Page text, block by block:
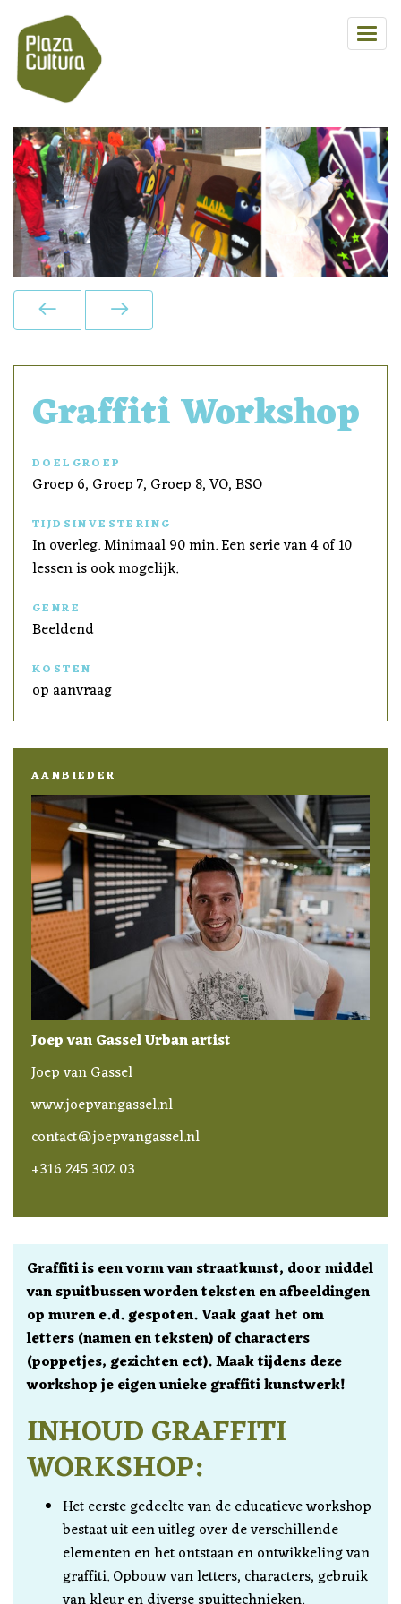
Graffiti Workshop
DOELGROEP
Groep 6, Groep 7, Groep 8, VO, BSO
TIJDSINVESTERING
In overleg. Minimaal 90 min. Een serie van 4 of 10
lessen is ook mogelijk.
GENRE
Beeldend
KOSTEN
op aanvraag
AANBIEDER
Joep van Gassel Urban artist
Joep van Gassel
www.joepvangassel.nl
contact@joepvangassel.nl
+316 245 302 03
Graffiti is een vorm van straatkunst, door middel
van spuitbussen worden teksten en afbeeldingen
op muren e.d. gespoten. Vaak gaat het om
letters (namen en teksten) of characters
(poppetjes, gezichten ect). Maak tijdens deze
workshop je eigen unieke graffiti kunstwerk!
INHOUD GRAFFITI
WORKSHOP:
Het eerste gedeelte van de educatieve workshop
bestaat uit een uitleg over de verschillende
elementen en het ontstaan en ontwikkeling van
graffiti. Opbouw van letters, characters, gebruik